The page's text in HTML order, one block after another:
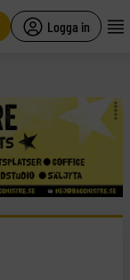
Logga in